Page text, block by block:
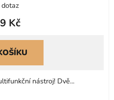
hodnocení
produktu
5,0
z
5
Kč
nástroj! Dvě...